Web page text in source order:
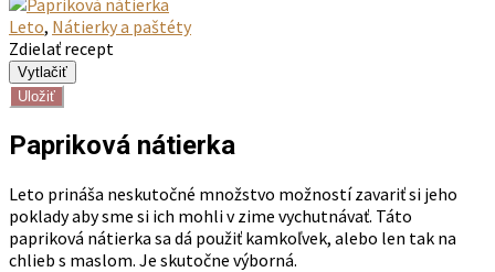
Leto, Nátierky a paštéty
Zdielať recept
Uložiť
Papriková nátierka
Leto prináša neskutočné množstvo možností zavariť si jeho
poklady aby sme si ich mohli v zime vychutnávať. Táto
papriková nátierka sa dá použiť kamkoľvek, alebo len tak na
chlieb s maslom. Je skutočne výborná.